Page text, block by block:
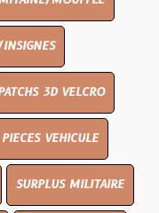
3D VELCRO
PIECES VEHICULE
SURPLUS MILITAIRE